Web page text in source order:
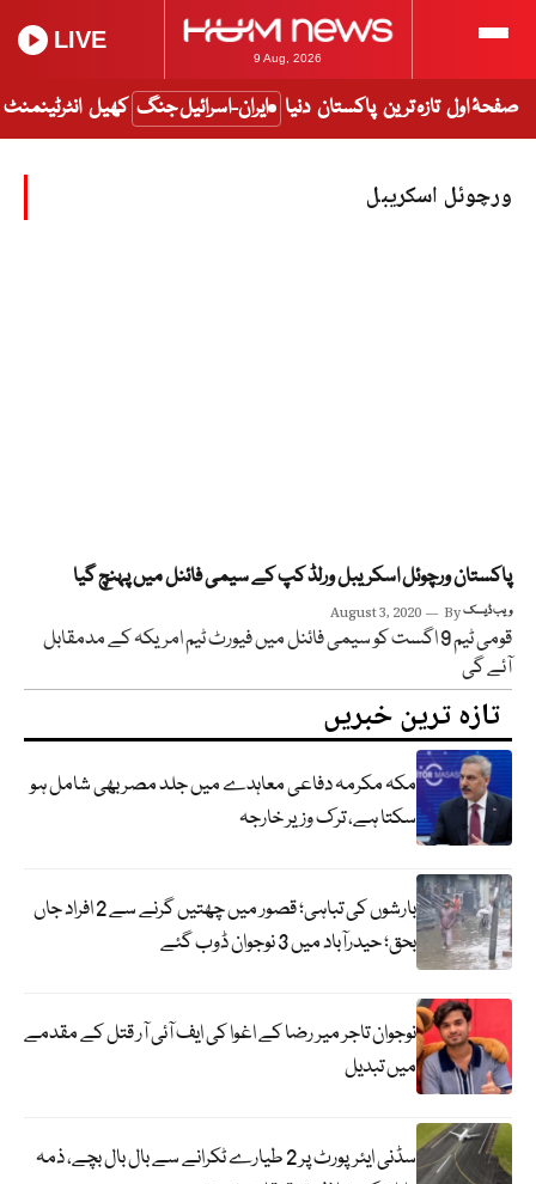
9 Aug, 2026
LIVE
صفحۂ اول تازہ ترین پاکستان دنیا ایران-اسرائیل جنگ کھیل انٹرٹینمنٹ
ورچوئل اسکریبل
پاکستان ورچوئل اسکریبل ورلڈ کپ کے سیمی فائنل میں پہنچ گیا
August 3, 2020 Byویب ڈیسک
قومی ٹیم 9 اگست کو سیمی فائنل میں فیورٹ ٹیم امریکہ کے مدمقابل
آئے گی
تازہ ترین خبریں
مکہ مکرمہ دفاعی معاہدے میں جلد مصر بھی شامل ہو
سکتا ہے، ترک وزیر خارجہ
بارشوں کی تباہی؛ قصور میں چھتیں گرنے سے 2 افراد جاں
بحق؛ حیدرآباد میں 3 نوجوان ڈوب گئے
نوجوان تاجر میر رضا کے اغوا کی ایف آئی آر قتل کے مقدمے
میں تبدیل
سڈنی ایئرپورٹ پر 2 طیارے ٹکرانے سے بال بال بچے، ذمہ